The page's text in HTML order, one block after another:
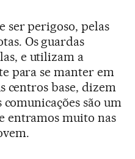
ser perigoso, pelas
Os guardas
e utilizam a
para se manter em
centros base, dizem
comunicações são um
entramos muito nas